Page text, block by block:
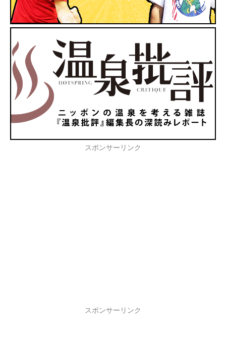
スポンサーリンク
スポンサーリンク